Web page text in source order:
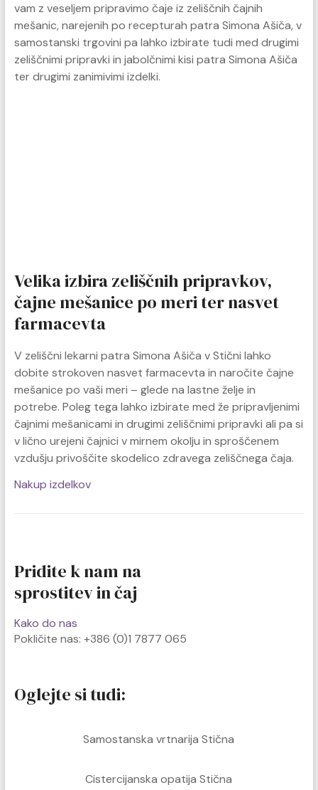
vam z veseljem pripravimo čaje iz zeliščnih čajnih
mešanic, narejenih po recepturah patra Simona Ašiča, v
samostanski trgovini pa lahko izbirate tudi med drugimi
zeliščnimi pripravki in jabolčnimi kisi patra Simona Ašiča
ter drugimi zanimivimi izdelki.
Velika izbira zeliščnih pripravkov,
čajne mešanice po meri ter nasvet
farmacevta
V zeliščni lekarni patra Simona Ašiča v Stični lahko
dobite strokoven nasvet farmacevta in naročite čajne
mešanice po vaši meri – glede na lastne želje in
potrebe. Poleg tega lahko izbirate med že pripravljenimi
čajnimi mešanicami in drugimi zeliščnimi pripravki ali pa si
v lično urejeni čajnici v mirnem okolju in sproščenem
vzdušju privoščite skodelico zdravega zeliščnega čaja.
Nakup izdelkov
Pridite k nam na
sprostitev in čaj
Kako do nas
Pokličite nas: +386 (0)1 7877 065
Oglejte si tudi:
Samostanska vrtnarijaStična
Cistercijanska opatija Stična